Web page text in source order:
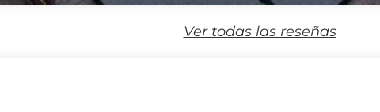
Ver todas las reseñas